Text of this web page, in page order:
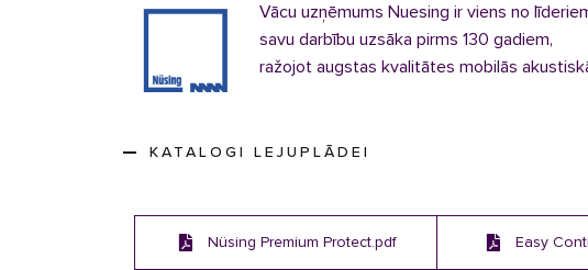
Vācu uzņēmums Nuesing ir viens no
savu darbību uzsāka pirms 130 gadiem,
ražojot augstas kvalitātes mobilās
KATALOGI LEJUPLĀDEI
Nüsing Premium Protect.pdf Easy